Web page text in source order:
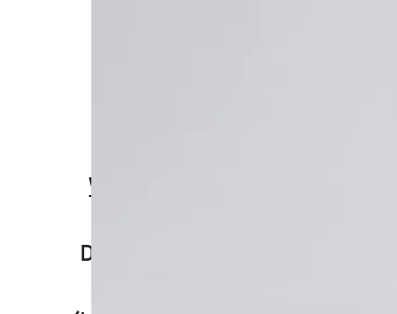
WhatsApp
De segunda a sexta das